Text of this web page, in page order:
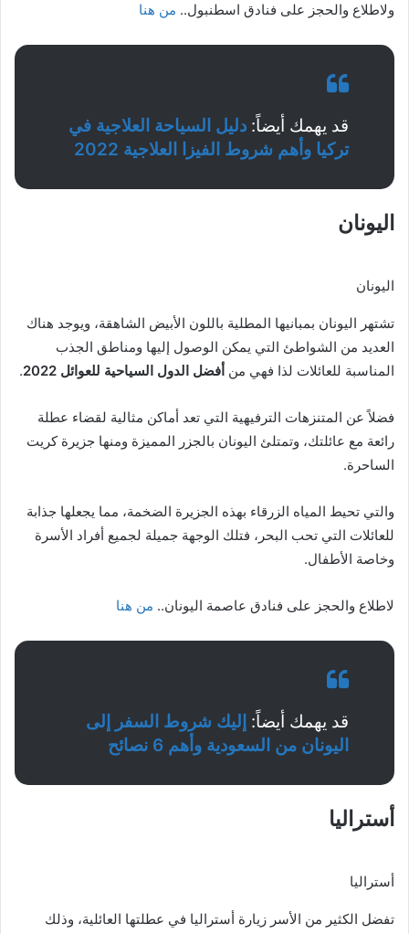
ولاطلاع والحجز على فنادق اسطنبول.. من هنا
قد يهمك أيضاً: دليل السياحة العلاجية في
تركيا وأهم شروط الفيزا العلاجية 2022
اليونان
اليونان
تشتهر اليونان بمبانيها المطلية باللون الأبيض الشاهقة، ويوجد هناك
العديد من الشواطئ التي يمكن الوصول إليها ومناطق الجذب
المناسبة للعائلات لذا فهي من أفضل الدول السياحية للعوائل 2022 .
فضلاً عن المتنزهات الترفيهية التي تعد أماكن مثالية لقضاء عطلة
رائعة مع عائلتك، وتمتلئ اليونان بالجزر المميزة ومنها جزيرة كريت
الساحرة.
والتي تحيط المياه الزرقاء بهذه الجزيرة الضخمة، مما يجعلها جذابة
للعائلات التي تحب البحر، فتلك الوجهة جميلة لجميع أفراد الأسرة
وخاصة الأطفال.
لاطلاع والحجز على فنادق عاصمة اليونان.. من هنا
قد يهمك أيضاً: إليك شروط السفر إلى
اليونان من السعودية وأهم 6 نصائح
أستراليا
أستراليا
تفضل الكثير من الأسر زيارة أستراليا في عطلتها العائلية، وذلك